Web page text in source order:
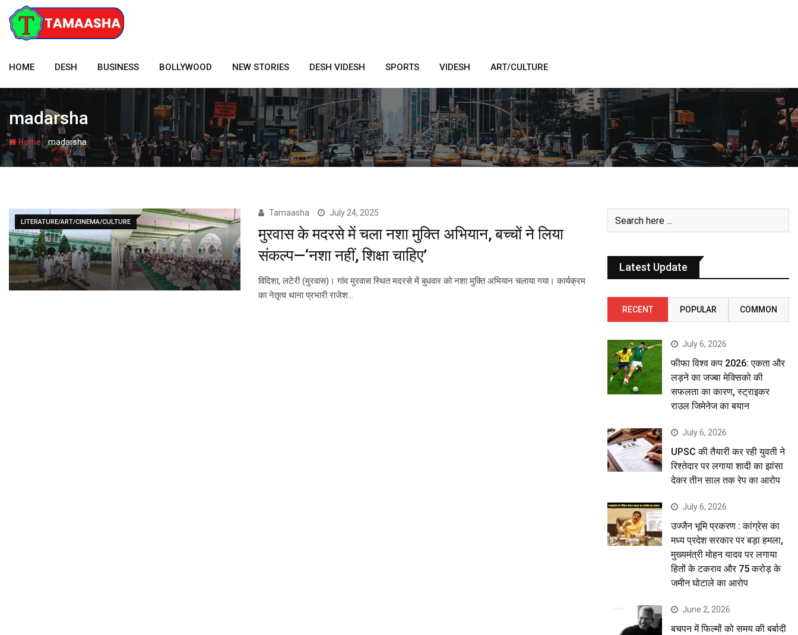
content
HOME DESH BUSINESS BOLLYWOOD NEW STORIES DESH VIDESH SPORTS VIDESH ART/CULTURE
madarsha
Home-madarsha
LITERATURE/ART/CINEMA/CULTURE
Tamaasha July 24, 2025
मुरवास के मदरसे में चला नशा मुक्ति अभियान, बच्चों ने लिया
संकल्प—‘नशा नहीं, शिक्षा चाहिए’
विदिशा, लटेरी (मुरवास)। गांव मुरवास स्थित मदरसे में बुधवार को नशा मुक्ति अभियान चलाया गया। कार्यक्रम
का नेतृत्व थाना प्रभारी राजेश…
Latest Update
RECENT POPULAR COMMON
July 6, 2026
फीफा विश्व कप 2026: एकता और
लड़ने का जज्बा मेक्सिको की
सफलता का कारण, स्ट्राइकर
राउल जिमेनेज का बयान
July 6, 2026
UPSC की तैयारी कर रही युवती ने
रिश्तेदार पर लगाया शादी का झांसा
देकर तीन साल तक रेप का आरोप
July 6, 2026
उज्जैन भूमि प्रकरण : कांग्रेस का
मध्य प्रदेश सरकार पर बड़ा हमला,
मुख्यमंत्री मोहन यादव पर लगाया
हितों के टकराव और 75 करोड़ के
जमीन घोटाले का आरोप
June 2, 2026
बचपन में फिल्मों को समय की बर्बादी